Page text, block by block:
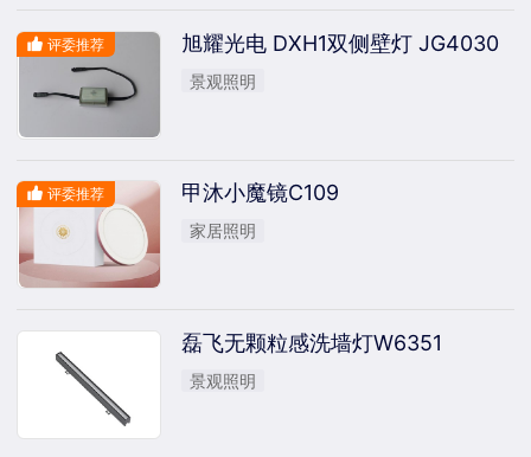
评委推荐 旭耀光电 DXH1双侧壁灯 JG4030
景观照明
评委推荐 甲沐小魔镜C109
家居照明
磊飞无颗粒感洗墙灯W6351
景观照明